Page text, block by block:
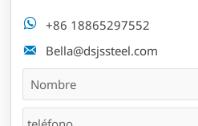
 +86 18865297552
 Bella@dsjssteel.com